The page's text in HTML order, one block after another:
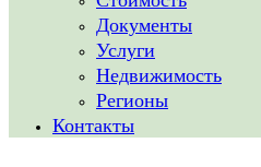
Документы
Услуги
Недвижимость
Регионы
Контакты